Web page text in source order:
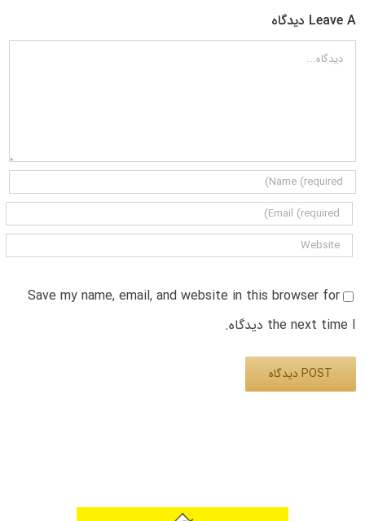
Leave A دیدگاه
دیدگاه
Save my name, email, and website in this browser for
the next time I دیدگاه.